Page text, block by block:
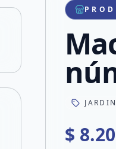
Compartir por mail
Compartir en Facebook
Compartir en X
$